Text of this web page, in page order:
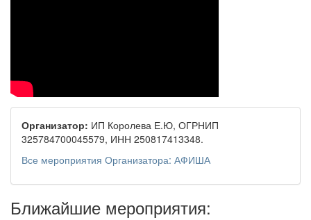
Организатор: ИП Королева Е.Ю, ОГРНИП
325784700045579, ИНН 250817413348.
Все мероприятия Организатора: АФИША
Ближайшие мероприятия: